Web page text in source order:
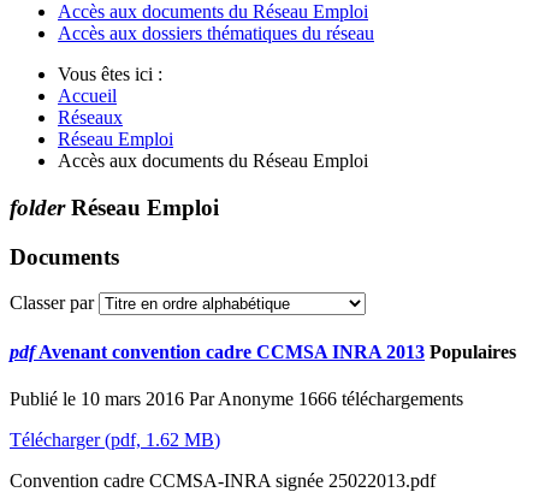
Accès aux documents du Réseau Emploi
Accès aux dossiers thématiques du réseau
Vous êtes ici :
Accueil
Réseaux
Réseau Emploi
Accès aux documents du Réseau Emploi
folder Réseau Emploi
Documents
Classer par
pdf Avenant convention cadre CCMSA INRA 2013 Populaires
Publié le 10 mars 2016 ParAnonyme 1666 téléchargements
Télécharger(pdf, 1.62 MB)
Convention cadre CCMSA-INRA signée 25022013.pdf